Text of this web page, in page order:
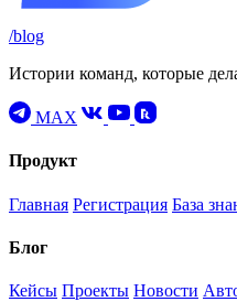
/blog
Истории команд, которые
MAX
Продукт
Главная Регистрация База
Блог
Кейсы Проекты Новости